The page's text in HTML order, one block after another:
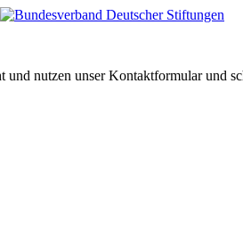
und nutzen unser Kontaktformular und